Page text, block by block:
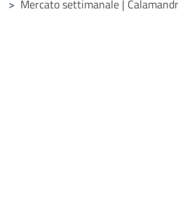
> Mercato settimanale |